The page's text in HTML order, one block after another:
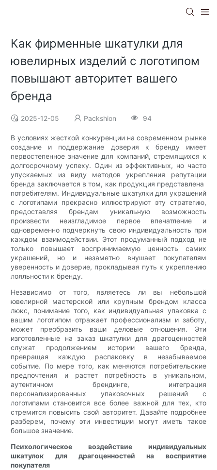
Как фирменные шкатулки для
ювелирных изделий с логотипом
повышают авторитет вашего
бренда
2025-12-05 Packshion 94
В условиях жесткой конкуренции на современном рынке
создание и поддержание доверия к бренду имеет
первостепенное значение для компаний, стремящихся к
долгосрочному успеху. Один из эффективных, но часто
упускаемых из виду методов укрепления репутации
бренда заключается в том, как продукция представлена ​​
потребителям. Индивидуальные шкатулки для украшений
с логотипами прекрасно иллюстрируют эту стратегию,
предоставляя брендам уникальную возможность
произвести неизгладимое первое впечатление и
одновременно подчеркнуть свою индивидуальность при
каждом взаимодействии. Этот продуманный подход не
только повышает воспринимаемую ценность самих
украшений, но и незаметно внушает покупателям
уверенность и доверие, прокладывая путь к укреплению
лояльности к бренду.
Независимо от того, являетесь ли вы небольшой
ювелирной мастерской или крупным брендом класса
люкс, понимание того, как индивидуальная упаковка с
вашим логотипом отражает профессионализм и заботу,
может преобразить ваши деловые отношения. Эти
изготовленные на заказ шкатулки для драгоценностей
служат продолжением истории вашего бренда,
превращая каждую распаковку в незабываемое
событие. По мере того, как меняются потребительские
предпочтения и растет потребность в уникальном,
аутентичном брендинге, интеграция
персонализированных упаковочных решений с
логотипами становится все более важной для тех, кто
стремится повысить свой авторитет. Давайте подробнее
разберем, почему эти инвестиции могут иметь такое
большое значение.
Психологическое воздействие индивидуальных
шкатулок для драгоценностей на восприятие
покупателя